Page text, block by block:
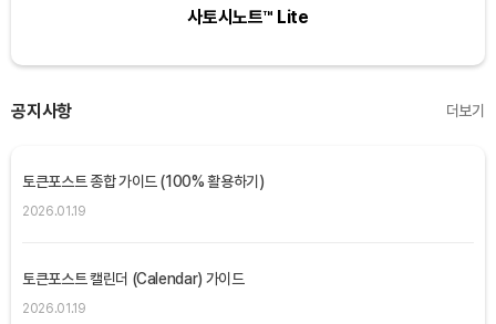
사토시노트™ Lite
공지사항 더보기
토큰포스트 종합 가이드 (100% 활용하기)
2026.01.19
토큰포스트 캘린더 (Calendar) 가이드
2026.01.19